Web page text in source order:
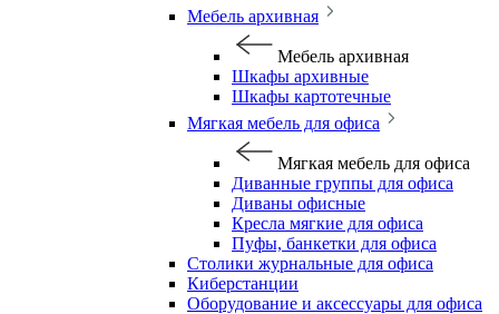
Мебель архивная
Мебель архивная
Шкафы архивные
Шкафы картотечные
Мягкая мебель для офиса
Мягкая мебель для офиса
Диванные группы для офиса
Диваны офисные
Кресла мягкие для офиса
Пуфы, банкетки для офиса
Столики журнальные для офиса
Киберстанции
Оборудование и аксессуары для офиса